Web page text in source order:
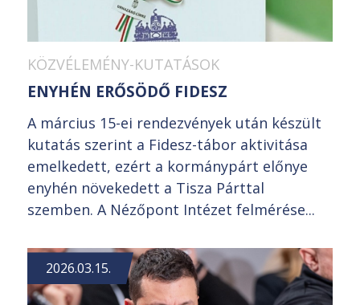
KÖZVÉLEMÉNY-KUTATÁSOK
ENYHÉN ERŐSÖDŐ FIDESZ
A március 15-ei rendezvények után készült
kutatás szerint a Fidesz-tábor aktivitása
emelkedett, ezért a kormánypárt előnye
enyhén növekedett a Tisza Párttal
szemben. A Nézőpont Intézet felmérése...
2026.03.15.